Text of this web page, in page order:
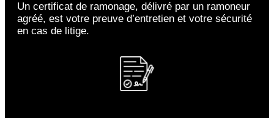
Un certificat de ramonage, délivré par un ramoneur
agréé, est votre preuve d’entretien et votre sécurité
en cas de litige.